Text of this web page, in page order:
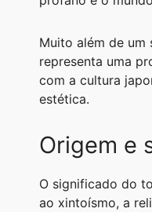
p
m
r
Muito além de um
representa uma
com a cultura
estética.
Origem e
O significado do
ao xintoísmo, a